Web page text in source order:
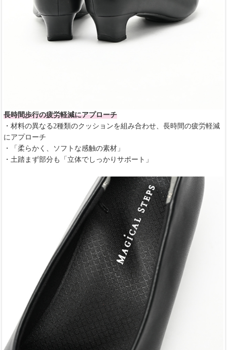
長時間歩行の疲労軽減にアプローチ
・材料の異なる2種類のクッションを組み合わせ、長時間の疲労軽減
にアプローチ
・「柔らかく、ソフトな感触の素材」
・土踏まず部分も「立体でしっかりサポート」